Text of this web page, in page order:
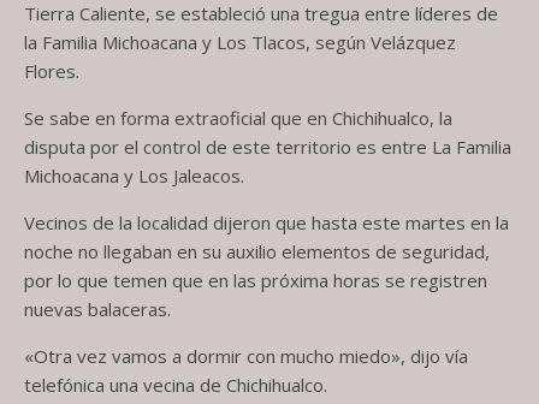
Tierra Caliente, se estableció una tregua entre líderes de
la Familia Michoacana y Los Tlacos, según Velázquez
Flores.
Se sabe en forma extraoficial que en Chichihualco, la
disputa por el control de este territorio es entre La Familia
Michoacana y Los Jaleacos.
Vecinos de la localidad dijeron que hasta este martes en la
noche no llegaban en su auxilio elementos de seguridad,
por lo que temen que en las próxima horas se registren
nuevas balaceras.
«Otra vez vamos a dormir con mucho miedo», dijo vía
telefónica una vecina de Chichihualco.